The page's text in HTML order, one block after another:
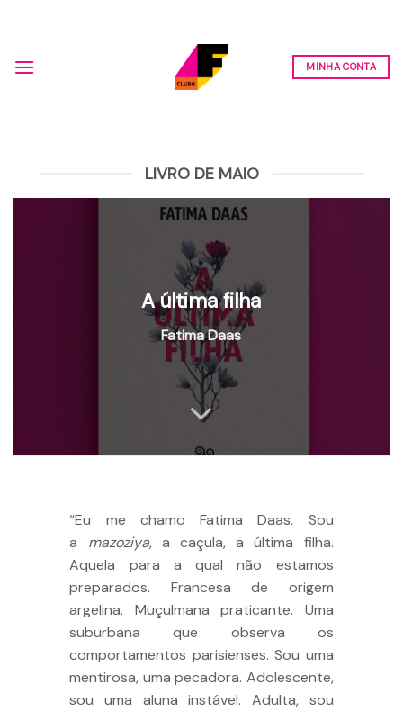
MINHA CONTA
LIVRO DE MAIO
A última filha
Fatima Daas
“Eu me chamo Fatima Daas. Sou
a mazoziya, a caçula, a última filha.
Aquela para a qual não estamos
preparados. Francesa de origem
argelina. Muçulmana praticante. Uma
suburbana que observa os
comportamentos parisienses. Sou uma
mentirosa, uma pecadora. Adolescente,
sou uma aluna instável. Adulta, sou